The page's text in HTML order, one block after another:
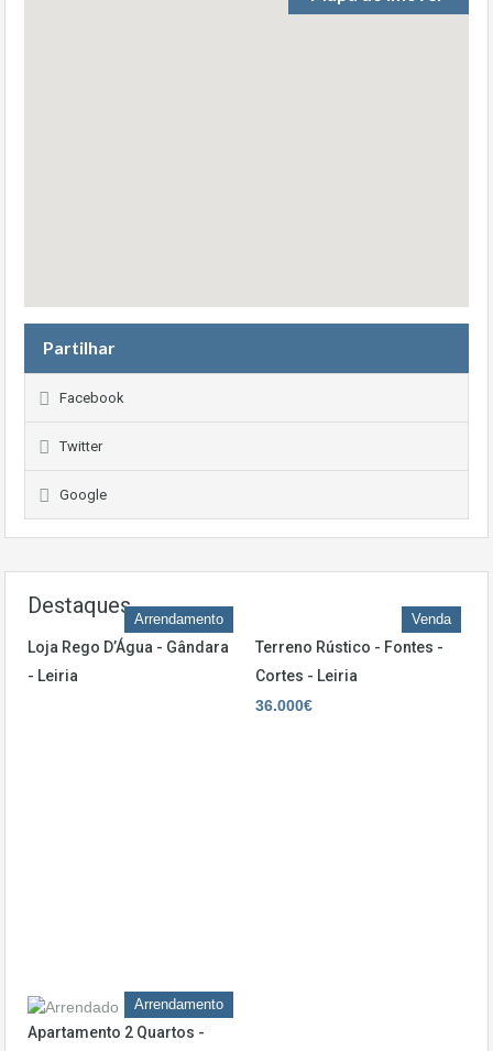
Partilhar
Facebook
Twitter
Google
Destaques
Arrendamento
Loja Rego D’Água - Gândara
- Leiria
Venda
Terreno Rústico - Fontes -
Cortes - Leiria
36.000€
Arrendamento
Apartamento 2 Quartos -